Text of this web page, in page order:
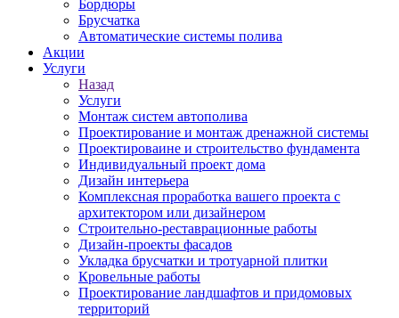
Бордюры
Брусчатка
Автоматические системы полива
Акции
Услуги
Назад
Услуги
Монтаж систем автополива
Проектирование и монтаж дренажной системы
Проектироваине и строительство фундамента
Индивидуальный проект дома
Дизайн интерьера
Комплексная проработка вашего проекта с
архитектором или дизайнером
Строительно-реставрационные работы
Дизайн-проекты фасадов
Укладка брусчатки и тротуарной плитки
Кровельные работы
Проектирование ландшафтов и придомовых
территорий